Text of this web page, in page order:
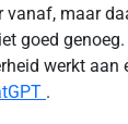
vanaf, maar
goed
werkt aan
.